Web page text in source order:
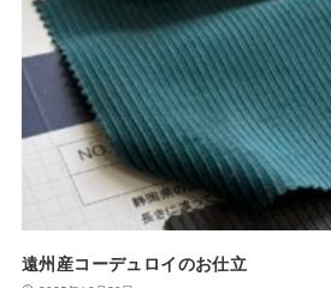
遠州産コーデュロイのお仕立